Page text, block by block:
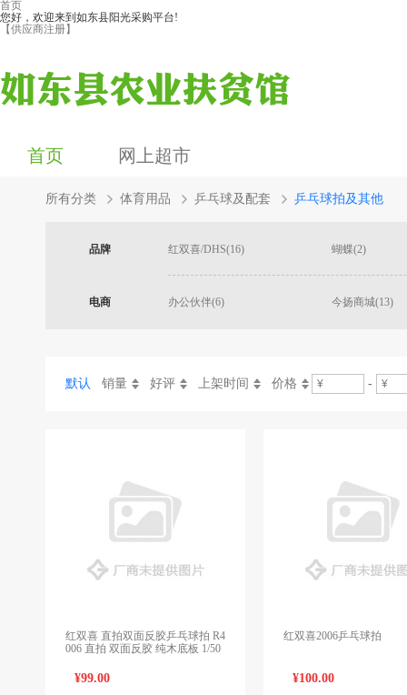
首页
您好，欢迎来到如东县阳光采购平台!
【供应商注册】
首页 网上超市
所有分类 体育用品 乒乓球及配套 乒乓球拍及其他
品牌 红双喜/DHS(16) 蝴蝶(2)
电商 办公伙伴(6) 今扬商城(13)
默认 销量 好评 上架时间 价格 -
红双喜 直拍双面反胶乒乓球拍 R4
006 直拍 双面反胶 纯木底板 1/50
¥99.00
红双喜2006乒乓球拍
¥100.00